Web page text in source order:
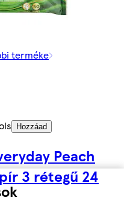
terméke
Hozzáad
Peach
3 rétegű 24